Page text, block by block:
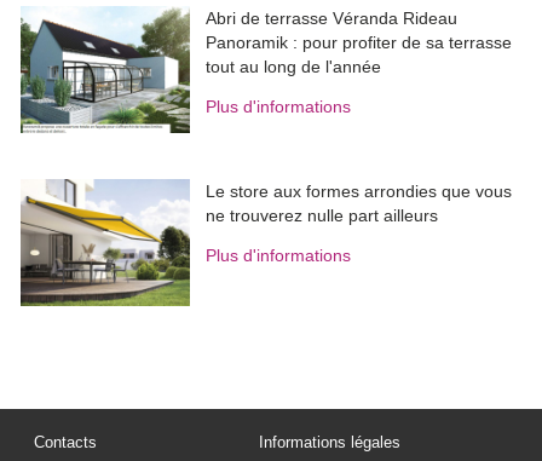
Abri de terrasse Véranda Rideau
Panoramik : pour profiter de sa terrasse
tout au long de l'année
Plus d'informations
Le store aux formes arrondies que vous
ne trouverez nulle part ailleurs
Plus d'informations
Contacts Informations légales